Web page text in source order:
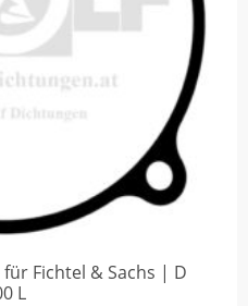
Fichtel & Sachs | D
L